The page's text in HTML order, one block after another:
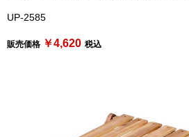
UP-2585
販売価格 ￥4,620 税込